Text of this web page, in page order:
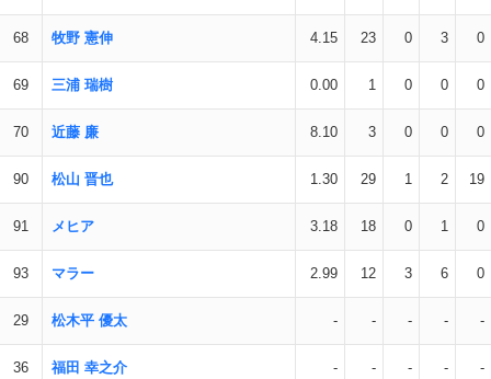
68 牧野 憲伸 4.15 23 0 3 0
69 三浦 瑞樹 0.00 1 0 0 0
70 近藤 廉 8.10 3 0 0 0
90 松山 晋也 1.30 29 1 2 19
91 メヒア 3.18 18 0 1 0
93 マラー 2.99 12 3 6 0
29 松木平 優太 - - - - -
36 福田 幸之介 - - - - -